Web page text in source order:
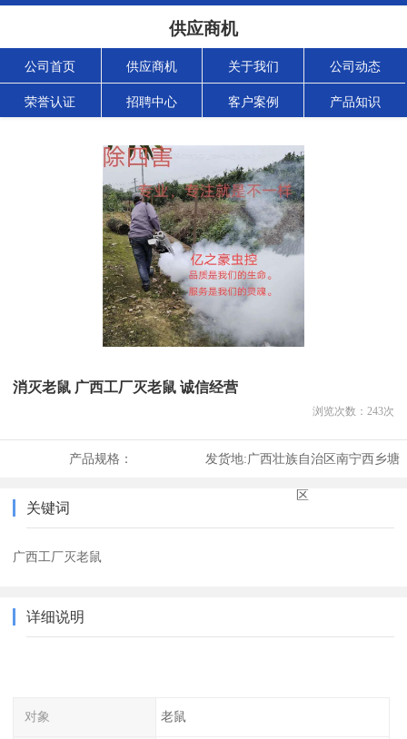
供应商机
公司首页 供应商机 关于我们 公司动态
荣誉认证 招聘中心 客户案例 产品知识
消灭老鼠 广西工厂灭老鼠 诚信经营
浏览次数： 243次
产品规格： 发货地:广西壮族自治区南宁西乡塘
区
关键词
广西工厂灭老鼠
详细说明
对象 老鼠